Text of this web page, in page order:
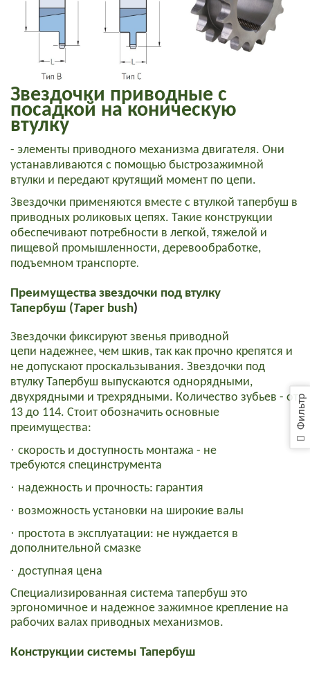
Фильтр
Звездочки приводные с
посадкой на коническую
втулку
- элементы приводного механизма двигателя. Они
устанавливаются с помощью быстрозажимной
втулки и передают крутящий момент по цепи.
Звездочки применяются вместе с втулкой тапербуш в
приводных роликовых цепях. Такие конструкции
обеспечивают потребности в легкой, тяжелой и
пищевой промышленности, деревообработке,
подъемном транспорте.
Преимущества звездочки под втулку
Тапербуш (Taper bush)
Звездочки фиксируют звенья приводной
цепи надежнее, чем шкив, так как прочно крепятся и
не допускают проскальзывания. Звездочки под
втулку Тапербуш выпускаются однорядными,
двухрядными и трехрядными. Количество зубьев - от
13 до 114. Стоит обозначить основные
преимущества:
· скорость и доступность монтажа - не
требуются специнструмента
· надежность и прочность: гарантия
· возможность установки на широкие валы
· простота в эксплуатации: не нуждается в
дополнительной смазке
· доступная цена
Специализированная система тапербуш это
эргономичное и надежное зажимное крепление на
рабочих валах приводных механизмов.
Конструкции системы Тапербуш